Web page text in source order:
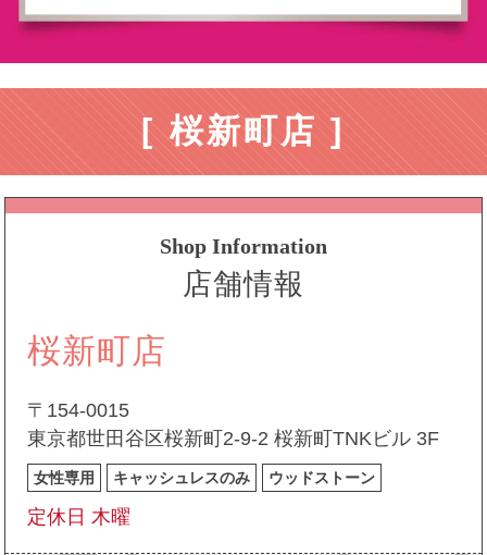
[ 桜新町店 ]
Shop Information
店舗情報
桜新町店
〒154-0015
東京都世田谷区桜新町2-9-2 桜新町TNKビル 3F
女性専用 キャッシュレスのみ ウッドストーン
定休日 木曜